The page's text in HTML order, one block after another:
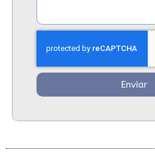
Enviar